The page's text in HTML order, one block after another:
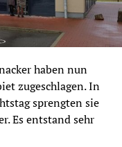
haben nun
zugeschlagen. In
sprengten sie
Es entstand sehr